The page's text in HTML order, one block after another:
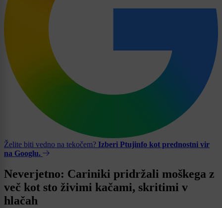
Želite biti vedno na tekočem? Izberi Ptujinfo kot prednostni vir
na Googlu.
Neverjetno: Cariniki pridržali moškega z
več kot sto živimi kačami, skritimi v
hlačah